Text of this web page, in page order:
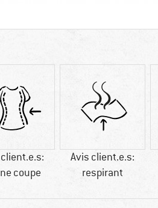
coupe
Avis client.e.s:
respirant